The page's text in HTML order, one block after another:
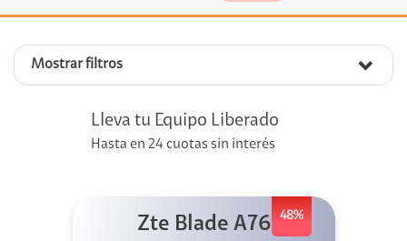
Mostrar filtros
Lleva tu Equipo Liberado
Hasta en 24 cuotas sin interés
48%
Zte Blade A76